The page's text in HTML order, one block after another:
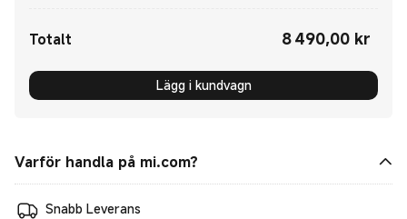
Totalt 8 490,00 kr
Lägg i kundvagn
Varför handla på mi.com?
Snabb Leverans